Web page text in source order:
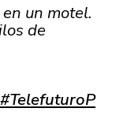
un motel.
de
#TelefuturoP